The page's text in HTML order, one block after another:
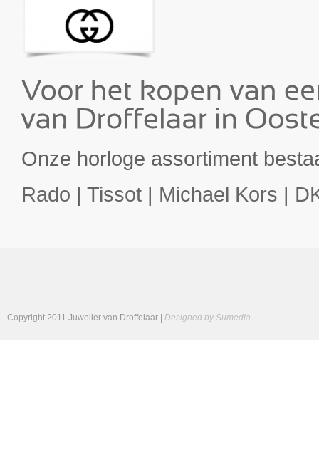
Onze horloge assortiment
Rado | Tissot | Michael Kors |
Copyright 2011 Juwelier van Droffelaar | Designed by Sumedia